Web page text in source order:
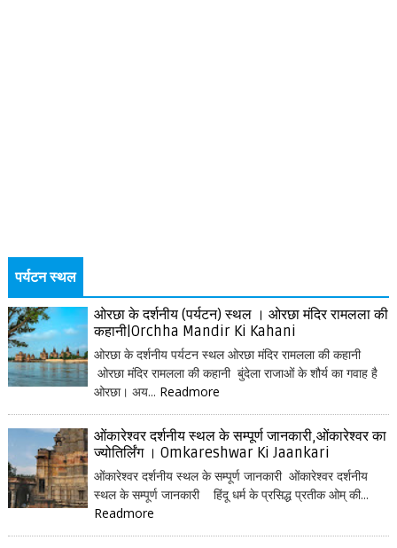
पर्यटन स्थल
ओरछा के दर्शनीय (पर्यटन) स्थल । ओरछा मंदिर रामलला की
कहानी|Orchha Mandir Ki Kahani
ओरछा के दर्शनीय पर्यटन स्थल ओरछा मंदिर रामलला की कहानी
ओरछा मंदिर रामलला की कहानी बुंदेला राजाओं के शौर्य का गवाह है
ओरछा। अय... Readmore
ओंकारेश्वर दर्शनीय स्थल के सम्पूर्ण जानकारी,ओंकारेश्वर का
ज्योतिर्लिंग । Omkareshwar Ki Jaankari
ओंकारेश्वर दर्शनीय स्थल के सम्पूर्ण जानकारी ओंकारेश्वर दर्शनीय
स्थल के सम्पूर्ण जानकारी हिंदू धर्म के प्रसिद्ध प्रतीक ओम् की...
Readmore